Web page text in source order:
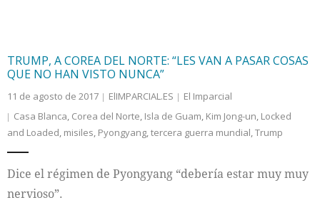
Colaboradores
Cultura
TRUMP, A COREA DEL NORTE: “LES VAN A PASAR COSAS
QUE NO HAN VISTO NUNCA”
11 de agosto de 2017 ElIMPARCIAL.ES
El Imparcial
Casa Blanca, Corea del Norte, Isla de Guam, Kim Jong-un, Locked
and Loaded, misiles, Pyongyang,tercera guerra mundial,Trump
Dice el régimen de Pyongyang “debería estar muy muy
nervioso”.